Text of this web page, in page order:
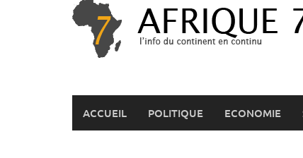
ACCUEIL POLITIQUE ECONOMIE